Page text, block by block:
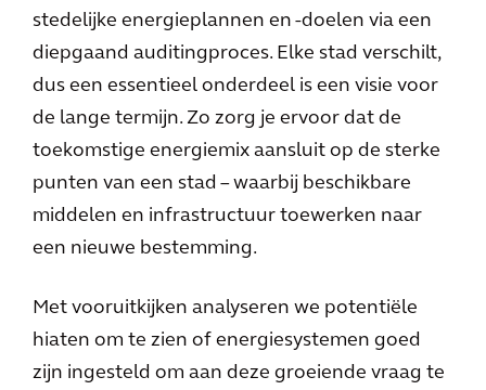
stedelijke energieplannen en -doelen via een
diepgaand auditingproces. Elke stad verschilt,
dus een essentieel onderdeel is een visie voor
de lange termijn. Zo zorg je ervoor dat de
toekomstige energiemix aansluit op de sterke
punten van een stad – waarbij beschikbare
middelen en infrastructuur toewerken naar
een nieuwe bestemming.
Met vooruitkijken analyseren we potentiële
hiaten om te zien of energiesystemen goed
zijn ingesteld om aan deze groeiende vraag te